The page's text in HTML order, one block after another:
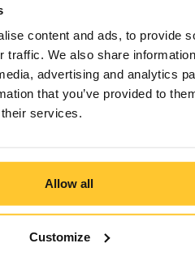
content and ads, to provide
traffic. We also share
advertising and analytics
that you’ve provided to
services.
Allow all
Customize
gaat om het creëren van
met wie je bent en waar